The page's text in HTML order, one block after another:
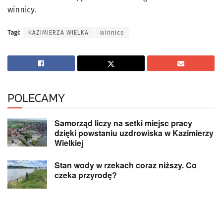
winnicy.
Tagi: KAZIMIERZA WIELKA winnice
POLECAMY
Samorząd liczy na setki miejsc pracy
dzięki powstaniu uzdrowiska w Kazimierzy
Wielkiej
Stan wody w rzekach coraz niższy. Co
czeka przyrodę?